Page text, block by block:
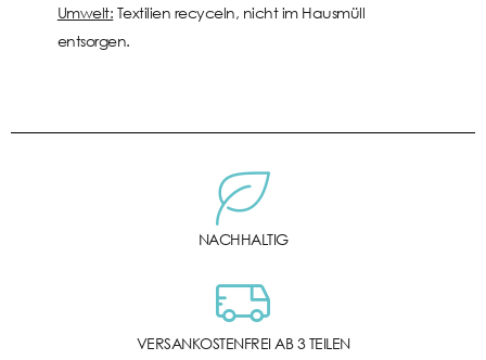
Umwelt: Textilien recyceln, nicht im Hausmüll
entsorgen.
NACHHALTIG
VERSANKOSTENFREI AB 3 TEILEN